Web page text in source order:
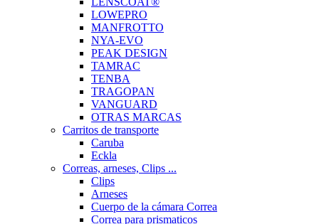
LOWEPRO
MANFROTTO
NYA-EVO
PEAK DESIGN
TAMRAC
TENBA
TRAGOPAN
VANGUARD
OTRAS MARCAS
Carritos de transporte
Caruba
Eckla
Correas, arneses, Clips ...
Clips
Arneses
Cuerpo de la cámara Correa
Correa para prismaticos